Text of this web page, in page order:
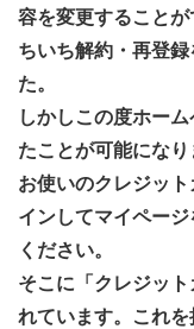
容を変更すること
ちいち解約・再登
た。
しかしこの度ホー
たことが可能になり
お使いのクレジッ
インしてマイペー
ください。
そこに「クレジッ
れています。これを